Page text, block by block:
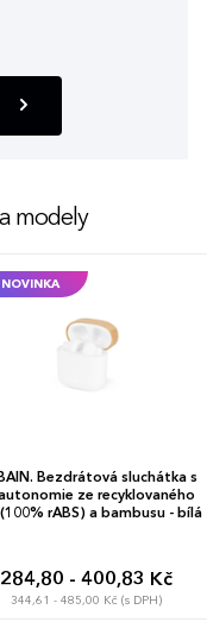
modely
NOVINKA
Bezdrátová sluchátka s
ze recyklovaného
(100% rABS) a bambusu - bílá
284,80 - 400,83 Kč
344,61 - 485,00 Kč (s DPH)